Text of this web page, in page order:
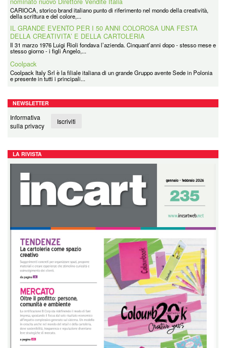
CARIOCA, storico brand italiano punto di riferimento nel mondo della creatività,
della scrittura e del colore,...
IL GRANDE EVENTO PER I 50 ANNI COLOROSA UNA FESTA
DELLA CREATIVITA’ E DELLA CARTOLERIA
Il 31 marzo 1976 Luigi Rioli fondava l’azienda. Cinquant’anni dopo - stesso mese e
stesso giorno - i figli Angelo,...
Coolpack
Coolpack Italy Srl è la filiale italiana di un grande Gruppo avente Sede in Polonia
e presente in tutti i principali...
NEWSLETTER
Informativa
sulla privacy
Iscriviti
LA RIVISTA